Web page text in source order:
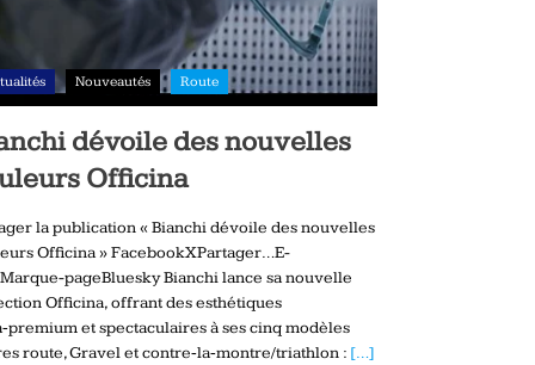
Nouveautés Route
dévoile des nouvelles
Officina
la publication « Bianchi dévoile des nouvelles
Officina » FacebookXPartager…E-
pageBluesky Bianchi lance sa nouvelle
Officina, offrant des esthétiques
et spectaculaires à ses cinq modèles
route, Gravel et contre‑la‑montre/triathlon : […]